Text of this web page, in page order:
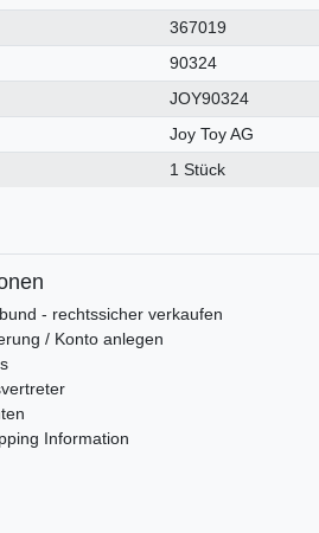
367019
90324
JOY90324
Joy Toy AG
1 Stück
- rechtssicher verkaufen
/ Konto anlegen
Information